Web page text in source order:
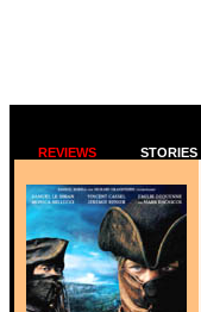
REVIEWS STORIES